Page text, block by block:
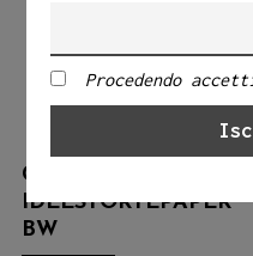
CALENDARIO 2022
IDEESTORTEPAPER
BW
Procedendo